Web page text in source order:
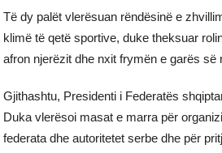
Të dy palët vlerësuan rëndësinë e
klimë të qetë sportive, duke theksuar
afron njerëzit dhe nxit frymën e garës së
Gjithashtu, Presidenti i Federatës
Duka vlerësoi masat e marra për
federata dhe autoritetet serbe dhe për